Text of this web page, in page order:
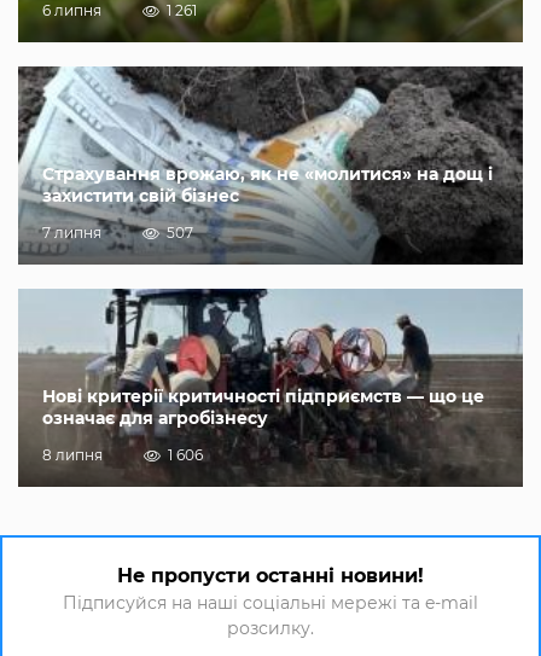
6 липня 1 261
Страхування врожаю, як не «молитися» на дощ і
захистити свій бізнес
7 липня 507
Нові критерії критичності підприємств — що це
означає для агробізнесу
8 липня 1 606
Не пропусти останні новини!
Підписуйся на наші соціальні мережі та e-mail
розсилку.